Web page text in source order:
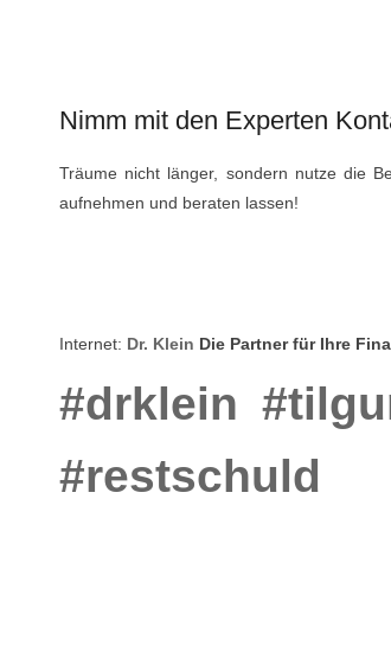
Nimm mit den Experten
Träume nicht länger, sondern nutze die
aufnehmen und beraten lassen!
Internet: Dr. Klein Die Partner für Ihre
#drklein
#restschuld